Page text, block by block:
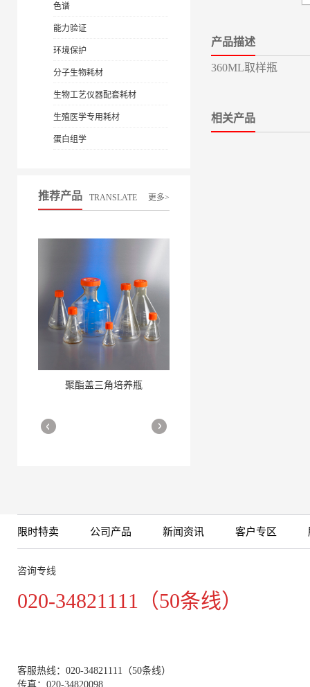
色谱
能力验证
环境保护
分子生物耗材
生物工艺仪器配套耗材
生殖医学专用耗材
蛋白组学
推荐产品 TRANSLATE 更多>
聚酯盖三角培养瓶
细胞培养瓶
More
产品描述
360ML取样瓶
相关产品
限时特卖 公司产品 新闻资讯 客户专区
咨询专线
020-34821111（50条线）
客服热线：020-34821111（50条线）
传真：020-34820098